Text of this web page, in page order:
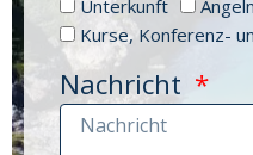
Unterkunft Angeln
Kurse, Konferenz-
Nachricht